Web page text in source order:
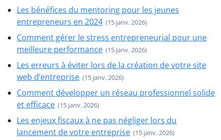
Les bénéfices du mentoring pour les jeunes
entrepreneurs en 2024 (15 janv. 2026)
Comment gérer le stress entrepreneurial pour une
meilleure performance (15 janv. 2026)
Les erreurs à éviter lors de la création de votre site
web d’entreprise (15 janv. 2026)
Comment développer un réseau professionnel solide
et efficace (15 janv. 2026)
Les enjeux fiscaux à ne pas négliger lors du
lancement de votre entreprise (15 janv. 2026)